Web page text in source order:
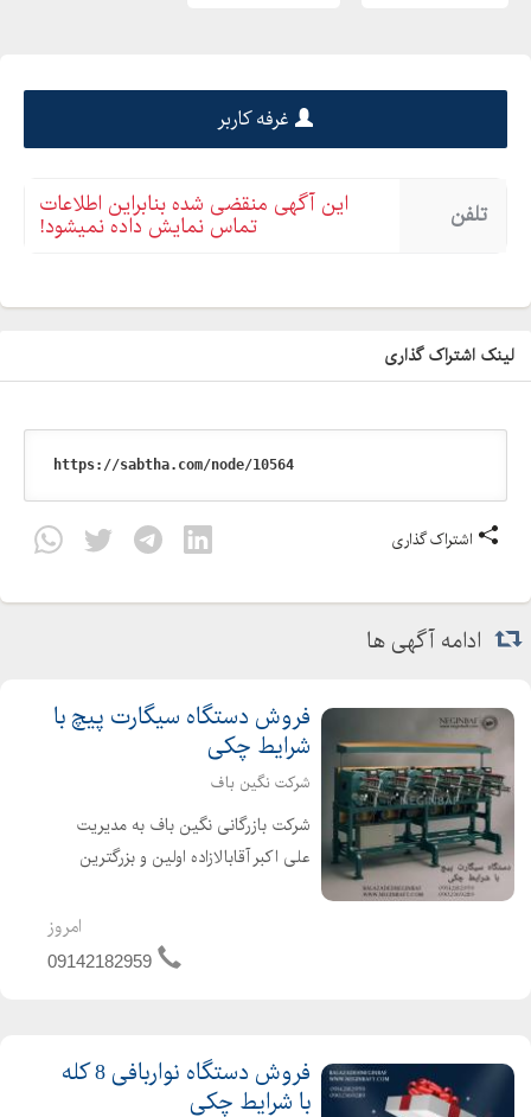
غرفه کاربر
تلفن این آگهی منقضی شده بنابراین اطلاعات
تماس نمایش داده نمیشود!
لینک اشتراک گذاری
اشتراک گذاری
ادامه آگهی ها
فروش دستگاه سیگارت پیچ با
شرایط چکی
شرکت نگین باف
شرکت بازرگانی نگین باف به مدیریت
علی اکبر آقابالازاده اولین و بزرگترین
نساجی از جمله دستگاه سیگارت پیچ با
برندهای معتبر و با سرعت بالا به صورت
امروز
09142182959
فروش دستگاه نواربافی 8 کله
با شرایط چکی